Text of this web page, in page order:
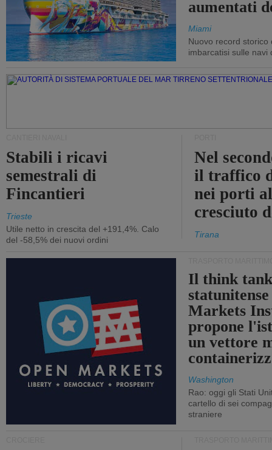
aumentati
Miami
Nuovo record storico
imbarcatisi sulle navi
Stabili i ricavi
semestrali di
Fincantieri
Trieste
Utile netto in crescita del +191,4%. Calo
del -58,5% dei nuovi ordini
Nel
il traffico
nei porti
cresciuto
Tirana
Il think
Markets
propone
un vettore
Washington
Rao: oggi gli Stati
cartello di sei
straniere